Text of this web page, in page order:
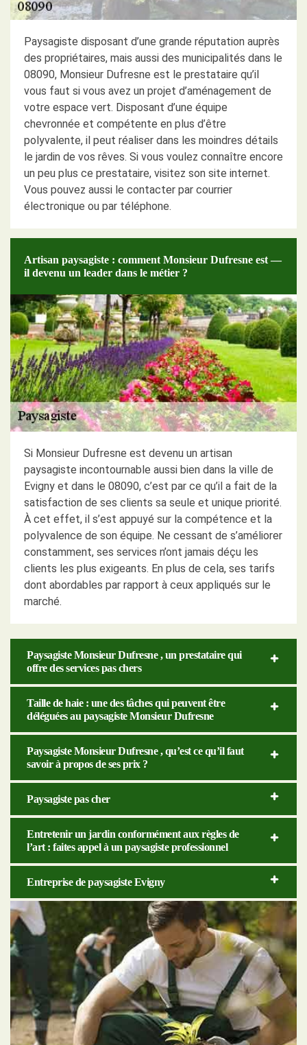
Paysagiste disposant d’une grande réputation auprès
des propriétaires, mais aussi des municipalités dans le
08090, Monsieur Dufresne est le prestataire qu’il
vous faut si vous avez un projet d’aménagement de
votre espace vert. Disposant d’une équipe
chevronnée et compétente en plus d’être
polyvalente, il peut réaliser dans les moindres détails
le jardin de vos rêves. Si vous voulez connaître encore
un peu plus ce prestataire, visitez son site internet.
Vous pouvez aussi le contacter par courrier
électronique ou par téléphone.
Artisan paysagiste : comment Monsieur Dufresne est —
il devenu un leader dans le métier ?
Si Monsieur Dufresne est devenu un artisan
paysagiste incontournable aussi bien dans la ville de
Evigny et dans le 08090, c’est par ce qu’il a fait de la
satisfaction de ses clients sa seule et unique priorité.
À cet effet, il s’est appuyé sur la compétence et la
polyvalence de son équipe. Ne cessant de s’améliorer
constamment, ses services n’ont jamais déçu les
clients les plus exigeants. En plus de cela, ses tarifs
dont abordables par rapport à ceux appliqués sur le
marché.
Paysagiste Monsieur Dufresne , un prestataire qui
offre des services pas chers
Taille de haie : une des tâches qui peuvent être
déléguées au paysagiste Monsieur Dufresne
Paysagiste Monsieur Dufresne , qu’est ce qu’il faut
savoir à propos de ses prix ?
Paysagiste pas cher
Entretenir un jardin conformément aux règles de
l’art : faites appel à un paysagiste professionnel
Entreprise de paysagiste Evigny